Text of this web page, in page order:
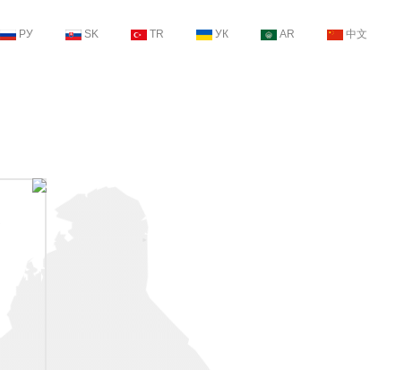
РУ SK TR УК AR 中文